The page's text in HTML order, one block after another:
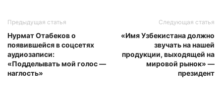
Предыдущая статья
Нурмат Отабеков о
появившейся в соцсетях
аудиозаписи:
«Подделывать мой голос —
наглость»
Следующая статья
«Имя Узбекистана должно
звучать на нашей
продукции, выходящей на
мировой рынок» —
президент